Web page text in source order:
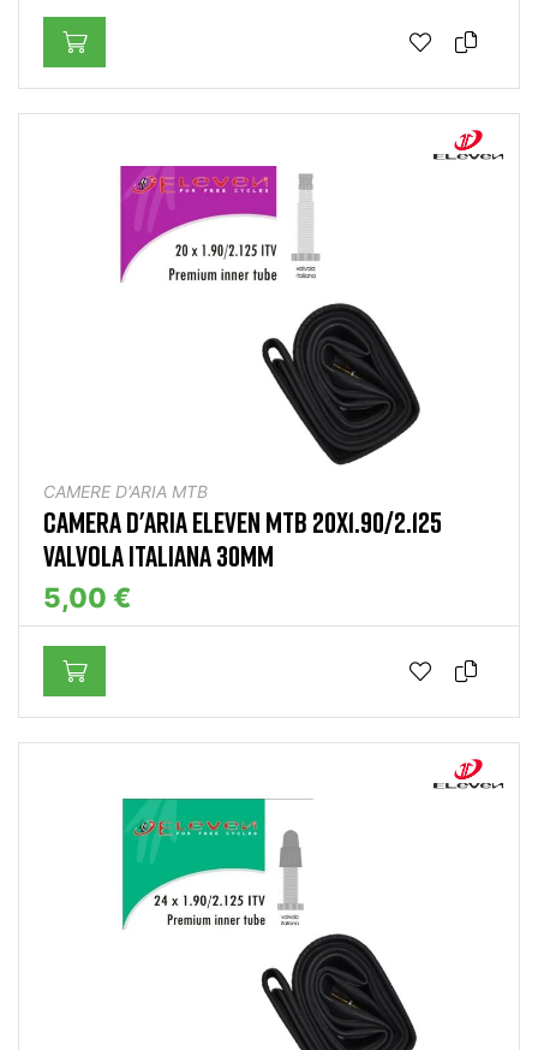
CAMERE D'ARIA MTB
CAMERA D'ARIA ELEVEN MTB 20X1.90/2.125
VALVOLA ITALIANA 30MM
5,00 €